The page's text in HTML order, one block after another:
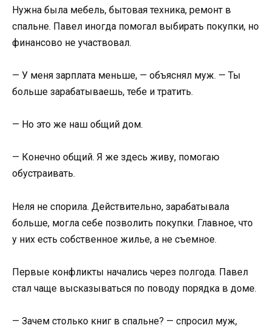
Нужна была мебель, бытовая техника, ремонт в
спальне. Павел иногда помогал выбирать покупки, но
финансово не участвовал.
— У меня зарплата меньше, — объяснял муж. — Ты
больше зарабатываешь, тебе и тратить.
— Но это же наш общий дом.
— Конечно общий. Я же здесь живу, помогаю
обустраивать.
Неля не спорила. Действительно, зарабатывала
больше, могла себе позволить покупки. Главное, что
у них есть собственное жилье, а не съемное.
Первые конфликты начались через полгода. Павел
стал чаще высказываться по поводу порядка в доме.
— Зачем столько книг в спальне? — спросил муж,